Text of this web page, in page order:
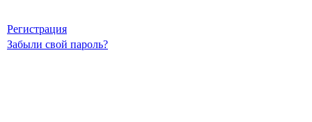
Регистрация
Забыли свой пароль?